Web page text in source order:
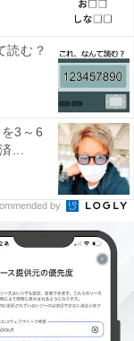
読む？
3～6
...
by